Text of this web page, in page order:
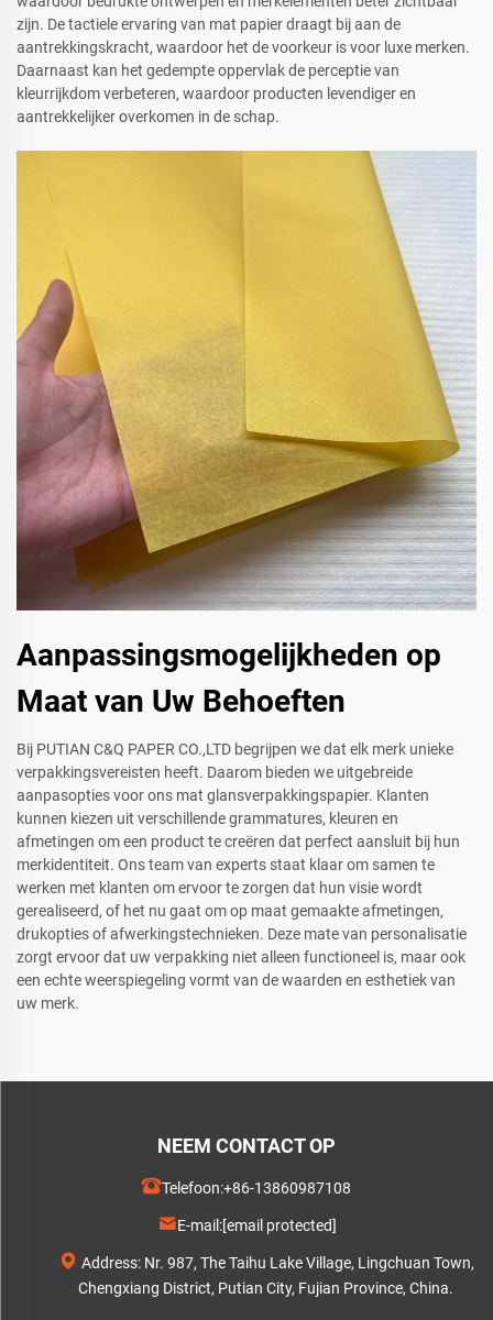
zijn. De tactiele ervaring van mat papier draagt bij aan de
aantrekkingskracht, waardoor het de voorkeur is voor luxe merken.
Daarnaast kan het gedempte oppervlak de perceptie van
kleurrijkdom verbeteren, waardoor producten levendiger en
aantrekkelijker overkomen in de schap.
Aanpassingsmogelijkheden op
Maat van Uw Behoeften
Bij PUTIAN C&Q PAPER CO.,LTD begrijpen we dat elk merk unieke
verpakkingsvereisten heeft. Daarom bieden we uitgebreide
aanpasopties voor ons mat glansverpakkingspapier. Klanten
kunnen kiezen uit verschillende grammatures, kleuren en
afmetingen om een product te creëren dat perfect aansluit bij hun
merkidentiteit. Ons team van experts staat klaar om samen te
werken met klanten om ervoor te zorgen dat hun visie wordt
gerealiseerd, of het nu gaat om op maat gemaakte afmetingen,
drukopties of afwerkingstechnieken. Deze mate van personalisatie
zorgt ervoor dat uw verpakking niet alleen functioneel is, maar ook
een echte weerspiegeling vormt van de waarden en esthetiek van
uw merk.
NEEM CONTACT OP
Telefoon:+86-13860987108
E-mail:[email protected]
Address: Nr. 987, The Taihu Lake Village, Lingchuan Town,
Chengxiang District, Putian City, Fujian Province, China.